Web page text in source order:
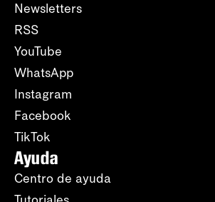
Newsletters
RSS
YouTube
WhatsApp
Instagram
Facebook
TikTok
Ayuda
Centro de ayuda